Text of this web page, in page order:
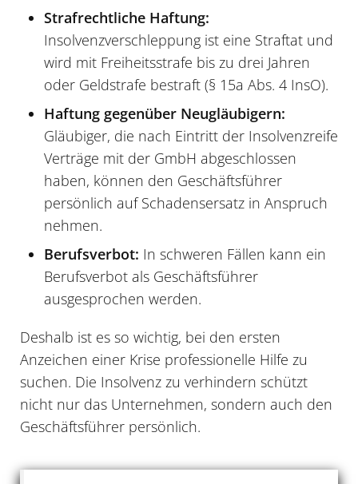
Strafrechtliche Haftung:
Insolvenzverschleppung ist eine Straftat und
wird mit Freiheitsstrafe bis zu drei Jahren
oder Geldstrafe bestraft (§ 15a Abs. 4 InsO).
Haftung gegenüber Neugläubigern:
Gläubiger, die nach Eintritt der Insolvenzreife
Verträge mit der GmbH abgeschlossen
haben, können den Geschäftsführer
persönlich auf Schadensersatz in Anspruch
nehmen.
Berufsverbot: In schweren Fällen kann ein
Berufsverbot als Geschäftsführer
ausgesprochen werden.
Deshalb ist es so wichtig, bei den ersten
Anzeichen einer Krise professionelle Hilfe zu
suchen. Die Insolvenz zu verhindern schützt
nicht nur das Unternehmen, sondern auch den
Geschäftsführer persönlich.